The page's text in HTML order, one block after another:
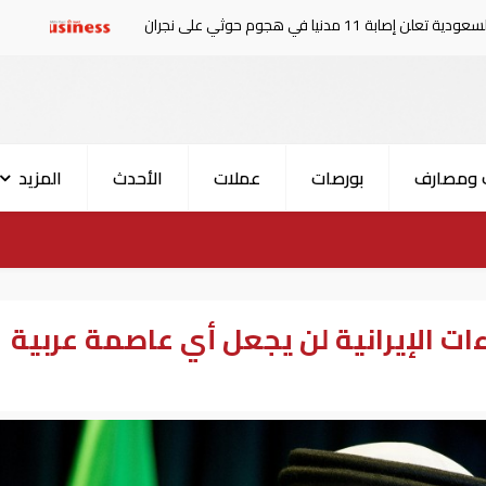
ارتفاع حصيلة قتلى
ومصارف بورصات عملات الأحدث المزيد
الإيرانية لن يجعل أي عاصمة عربية